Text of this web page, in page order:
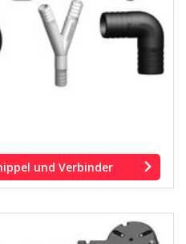
und Verbinder